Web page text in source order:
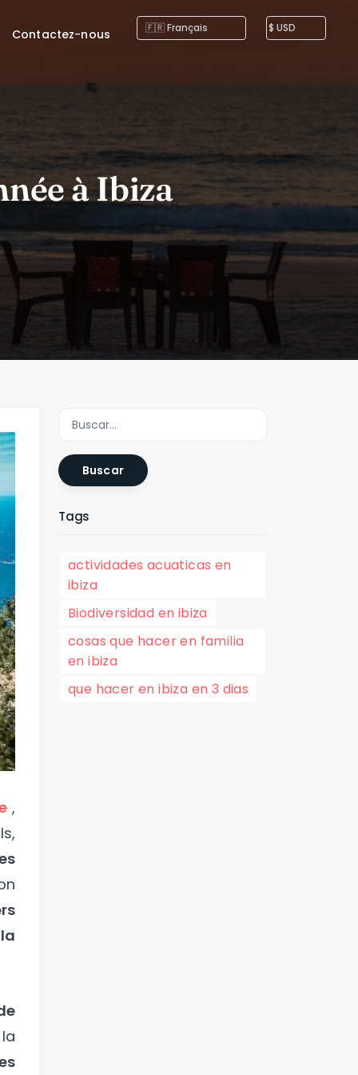
à Ibiza
,
Buscar
Tags
actividades acuaticas en
ibiza
Biodiversidad en ibiza
cosas que hacer en familia
en ibiza
que hacer en ibiza en 3 dias
Contactez-nous